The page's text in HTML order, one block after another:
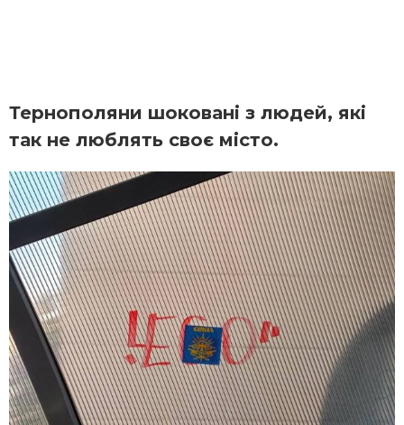
Тернополяни шоковані з людей, які
так не люблять своє місто.